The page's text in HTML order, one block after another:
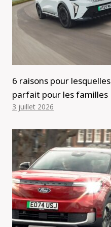
6 raisons pour
parfait pour les familles
3 juillet 2026